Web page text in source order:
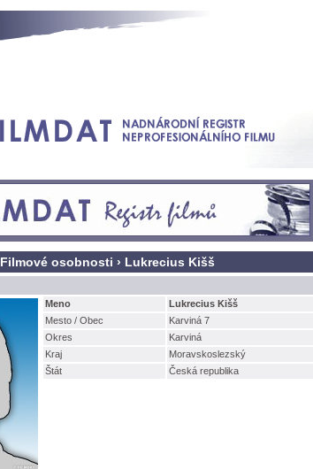
Filmové osobnosti › Lukrecius Ki
Meno
Lukrecius Ki
Mesto / Obec
Karviná 7
Okres
Karvin
Kraj
Moravskoslezský
tát
Česká republika